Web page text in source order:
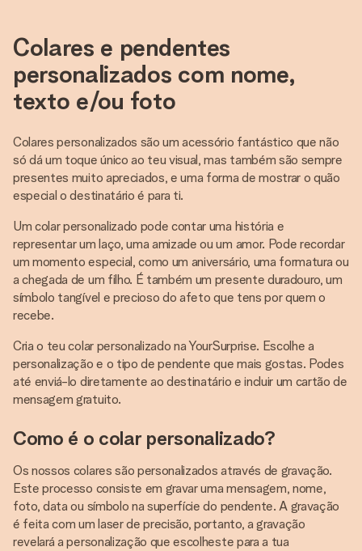
Colares e pendentes
personalizados com nome,
texto e/ou foto
Colares personalizados são um acessório fantástico que não
só dá um toque único ao teu visual, mas também são sempre
presentes muito apreciados, e uma forma de mostrar o quão
especial o destinatário é para ti.
Um colar personalizado pode contar uma história e
representar um laço, uma amizade ou um amor. Pode recordar
um momento especial, como um aniversário, uma formatura ou
a chegada de um filho. É também um presente duradouro, um
símbolo tangível e precioso do afeto que tens por quem o
recebe.
Cria o teu colar personalizado na YourSurprise. Escolhe a
personalização e o tipo de pendente que mais gostas. Podes
até enviá-lo diretamente ao destinatário e incluir um cartão de
mensagem gratuito.
Como é o colar personalizado?
Os nossos colares são personalizados através de gravação.
Este processo consiste em gravar uma mensagem, nome,
foto, data ou símbolo na superfície do pendente. A gravação
é feita com um laser de precisão, portanto, a gravação
revelará a personalização que escolheste para a tua